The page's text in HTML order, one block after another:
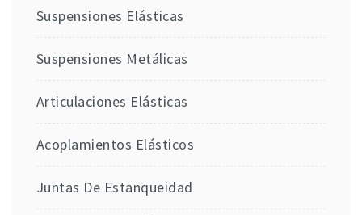
Suspensiones Elásticas
Suspensiones Metálicas
Articulaciones Elásticas
Acoplamientos Elásticos
Juntas De Estanqueidad